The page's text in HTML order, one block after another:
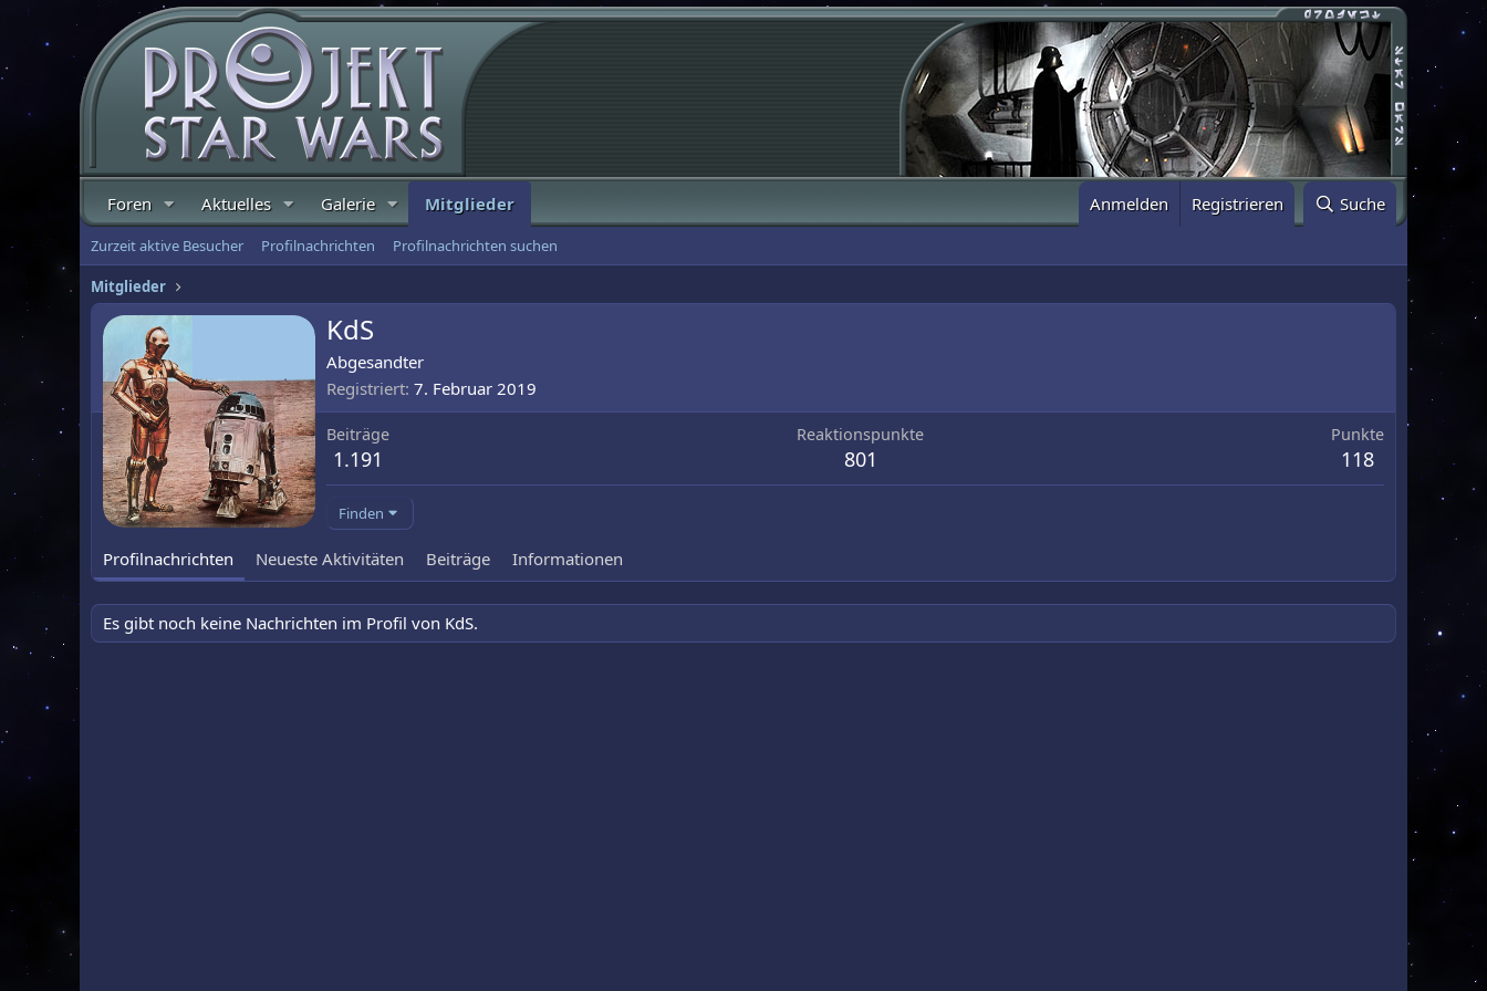
Foren Aktuelles Galerie Mitglieder Anmelden Registrieren Suche
Zurzeit aktive Besucher Profilnachrichten Profilnachrichten suchen
Mitglieder
KdS
Abgesandter
Registriert 7. Februar 2019
Beiträge
1.191
Reaktionspunkte
801
Punkte
118
Finden
Profilnachrichten Neueste Aktivitäten Beiträge Informationen
Es gibt noch keine Nachrichten im Profil von KdS.